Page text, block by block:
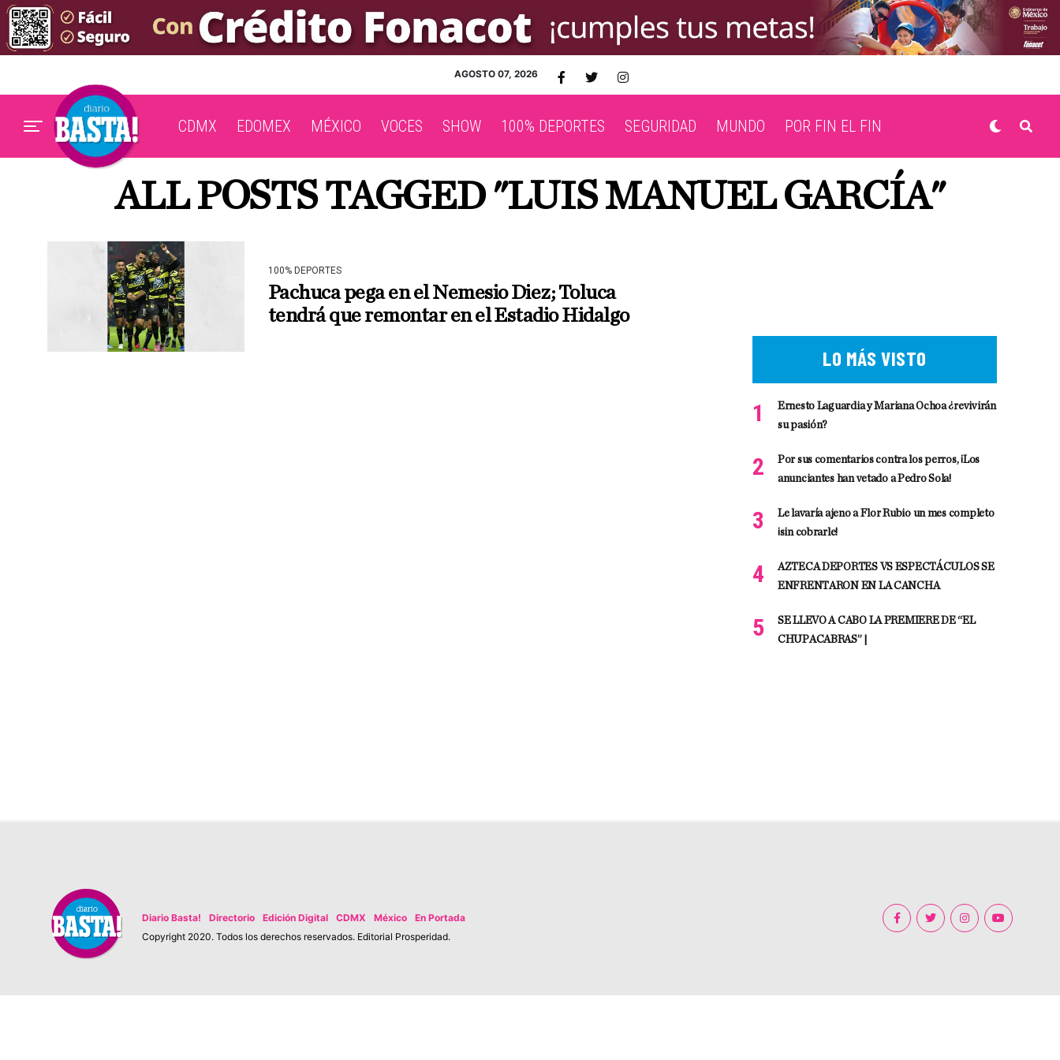
AGOSTO 07, 2026
CDMX EDOMEX MÉXICO VOCES SHOW 100% DEPORTES SEGURIDAD MUNDO POR FIN EL FIN
ALL POSTS TAGGED "LUIS MANUEL GARCÍA"
100% DEPORTES
Pachuca pega en el Nemesio Diez; Toluca
tendrá que remontar en el Estadio Hidalgo
LO MÁS VISTO
Ernesto Laguardia y Mariana Ochoa ¿revivirán
su pasión?
Por sus comentarios contra los perros, ¡Los
anunciantes han vetado a Pedro Sola!
Le lavaría ajeno a Flor Rubio un mes completo
¡sin cobrarle!
AZTECA DEPORTES VS ESPECTÁCULOS SE
ENFRENTARON EN LA CANCHA
SE LLEVO A CABO LA PREMIERE DE “EL
CHUPACABRAS” |
Diario Basta! Directorio Edición Digital CDMX México
En Portada
Copyright 2020. Todos los derechos reservados. Editorial Prosperidad.